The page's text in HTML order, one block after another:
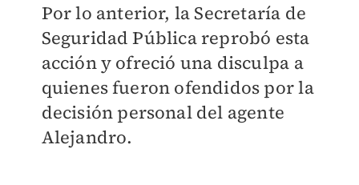
Por lo anterior, la Secretaría de
Seguridad Pública reprobó esta
acción y ofreció una disculpa a
quienes fueron ofendidos por la
decisión personal del agente
Alejandro.